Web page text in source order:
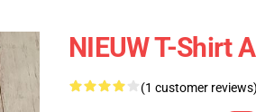
NIEUW T-Shirt
(1 customer reviews)